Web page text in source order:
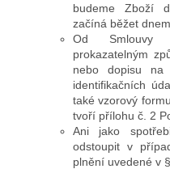
budeme Zboží
začíná běžet
Od Smlouvy
prokazatelným
nebo dopisu na
identifikačních
také vzorový
tvoří přílohu č. 2
Ani jako
odstoupit v
plnění uvedené v